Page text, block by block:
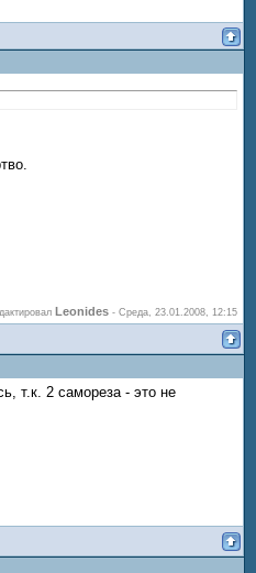
Leonides - Среда, 23.01.2008, 12:15
т.к. 2 самореза - это не